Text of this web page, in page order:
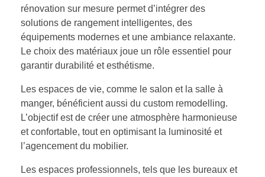
rénovation sur mesure permet d’intégrer des
solutions de rangement intelligentes, des
équipements modernes et une ambiance relaxante.
Le choix des matériaux joue un rôle essentiel pour
garantir durabilité et esthétisme.
Les espaces de vie, comme le salon et la salle à
manger, bénéficient aussi du custom remodelling.
L’objectif est de créer une atmosphère harmonieuse
et confortable, tout en optimisant la luminosité et
l’agencement du mobilier.
Les espaces professionnels, tels que les bureaux et